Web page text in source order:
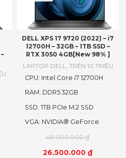
DELL XPS 17 9720 (2022) – i7
12700H – 32GB – 1TB SSD –
RTX 3050 4GB[New 98% ]
LAPTOP DELL, TRÊN 10 TRIỆU
49.000.000₫
26.500.000 ₫
VGA: NVIDIA® GeForce
SSD: 1TB PCIe M.2 SSD
RAM: DDR5 32GB
CPU: Intel Core i7 12700H